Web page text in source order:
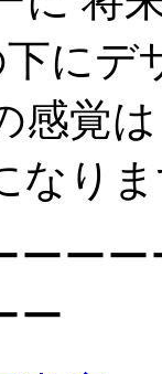
にデ
感覚
なり
ーー
ー